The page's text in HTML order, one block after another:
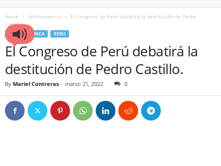
Home latinoamerica
El Congreso de Perú debatirá la destitución de Pedro
Castillo.
LATINOAMERICA PERU
El Congreso de Perú debatirá la
destitución de Pedro Castillo.
By Mariel Contreras - marzo 21, 2022 0